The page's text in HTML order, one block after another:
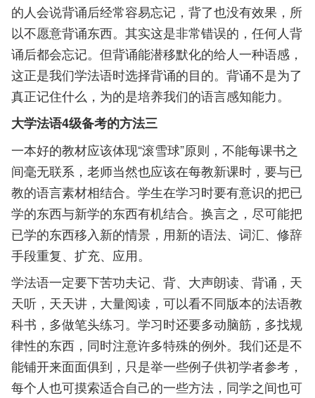
的人会说背诵后经常容易忘记，背了也没有效果，所
以不愿意背诵东西。其实这是非常错误的，任何人背
诵后都会忘记。但背诵能潜移默化的给人一种语感，
这正是我们学法语时选择背诵的目的。背诵不是为了
真正记住什么，为的是培养我们的语言感知能力。
大学法语4级备考的方法三
一本好的教材应该体现“滚雪球”原则，不能每课书之
间毫无联系，老师当然也应该在每教新课时，要与已
教的语言素材相结合。学生在学习时要有意识的把已
学的东西与新学的东西有机结合。换言之，尽可能把
已学的东西移入新的情景，用新的语法、词汇、修辞
手段重复、扩充、应用。
学法语一定要下苦功夫记、背、大声朗读、背诵，天
天听，天天讲，大量阅读，可以看不同版本的法语教
科书，多做笔头练习。学习时还要多动脑筋，多找规
律性的东西，同时注意许多特殊的例外。我们还是不
能铺开来面面俱到，只是举一些例子供初学者参考，
每个人也可摸索适合自己的一些方法，同学之间也可